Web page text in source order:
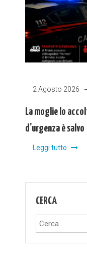
2 Agosto 2026
La moglie lo
d’urgenza è salvo
Leggi tutto
CERCA